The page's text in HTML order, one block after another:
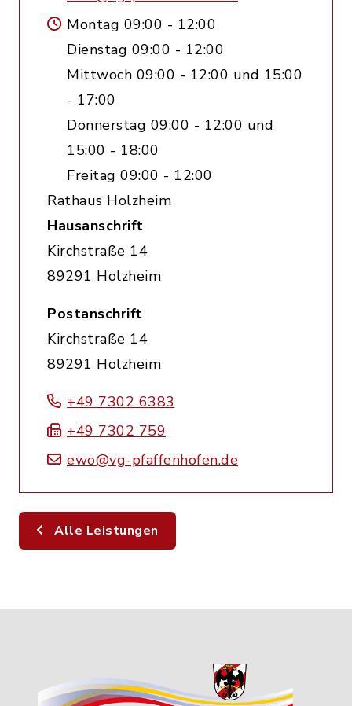
Montag 09:00 - 12:00
Dienstag 09:00 - 12:00
Mittwoch 09:00 - 12:00 und 15:00
- 17:00
Donnerstag 09:00 - 12:00 und
15:00 - 18:00
Freitag 09:00 - 12:00
Rathaus Holzheim
Hausanschrift
Kirchstraße 14
89291 Holzheim
Postanschrift
Kirchstraße 14
89291 Holzheim
+49 7302 6383
+49 7302 759
ewo@vg-pfaffenhofen.de
Alle Leistungen